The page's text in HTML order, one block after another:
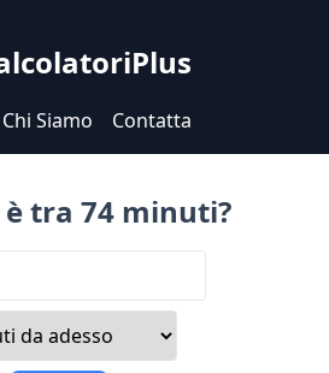
Chi Siamo Contatta
è tra 74 minuti?